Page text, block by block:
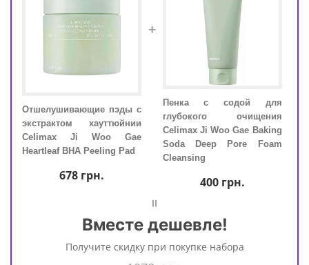
Отшелушивающие пэды с
экстрактом хауттюйнии
Celimax Ji Woo Gae
Heartleaf BHA Peeling Pad
678грн.
+
Пенка с содой для
глубокого очищения
Celimax Ji Woo Gae Baking
Soda Deep Pore Foam
Cleansing
400грн.
=
Вместе дешевле!
Получите скидку при покупке набора